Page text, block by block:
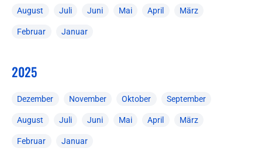
August Juli Juni Mai April März
Februar Januar
2025
Dezember November Oktober September
August Juli Juni Mai April März
Februar Januar